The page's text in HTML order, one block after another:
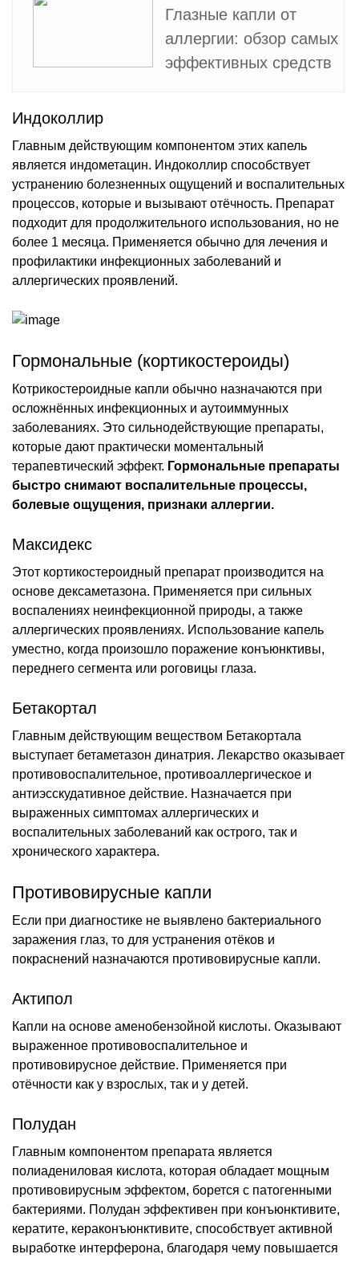
Глазные капли от
аллергии: обзор самых
эффективных средств
Индоколлир
Главным действующим компонентом этих капель
является индометацин. Индоколлир способствует
устранению болезненных ощущений и воспалительных
процессов, которые и вызывают отёчность. Препарат
подходит для продолжительного использования, но не
более 1 месяца. Применяется обычно для лечения и
профилактики инфекционных заболеваний и
аллергических проявлений.
Гормональные (кортикостероиды)
Котрикостероидные капли обычно назначаются при
осложнённых инфекционных и аутоиммунных
заболеваниях. Это сильнодействующие препараты,
которые дают практически моментальный
терапевтический эффект. Гормональные препараты
быстро снимают воспалительные процессы,
болевые ощущения, признаки аллергии.
Максидекс
Этот кортикостероидный препарат производится на
основе дексаметазона. Применяется при сильных
воспалениях неинфекционной природы, а также
аллергических проявлениях. Использование капель
уместно, когда произошло поражение конъюнктивы,
переднего сегмента или роговицы глаза.
Бетакортал
Главным действующим веществом Бетакортала
выступает бетаметазон динатрия. Лекарство оказывает
противовоспалительное, противоаллергическое и
антиэсскудативное действие. Назначается при
выраженных симптомах аллергических и
воспалительных заболеваний как острого, так и
хронического характера.
Противовирусные капли
Если при диагностике не выявлено бактериального
заражения глаз, то для устранения отёков и
покраснений назначаются противовирусные капли.
Актипол
Капли на основе аменобензойной кислоты. Оказывают
выраженное противовоспалительное и
противовирусное действие. Применяется при
отёчности как у взрослых, так и у детей.
Полудан
Главным компонентом препарата является
полиадениловая кислота, которая обладает мощным
противовирусным эффектом, борется с патогенными
бактериями. Полудан эффективен при конъюнктивите,
кератите, кераконъюнктивите, способствует активной
выработке интерферона, благодаря чему повышается